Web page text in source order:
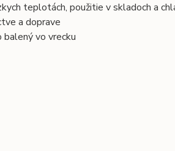
teplotách, použitie v skladoch a
a doprave
vo vrecku